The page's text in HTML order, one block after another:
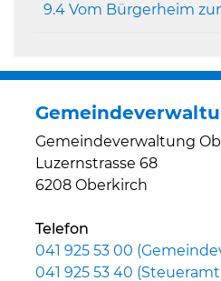
9.4 Vom Bürgerheim
Gemeindeverwaltung
Luzernstrasse 68
6208 Oberkirch
Telefon
041 925 53 00
041 925 53 40